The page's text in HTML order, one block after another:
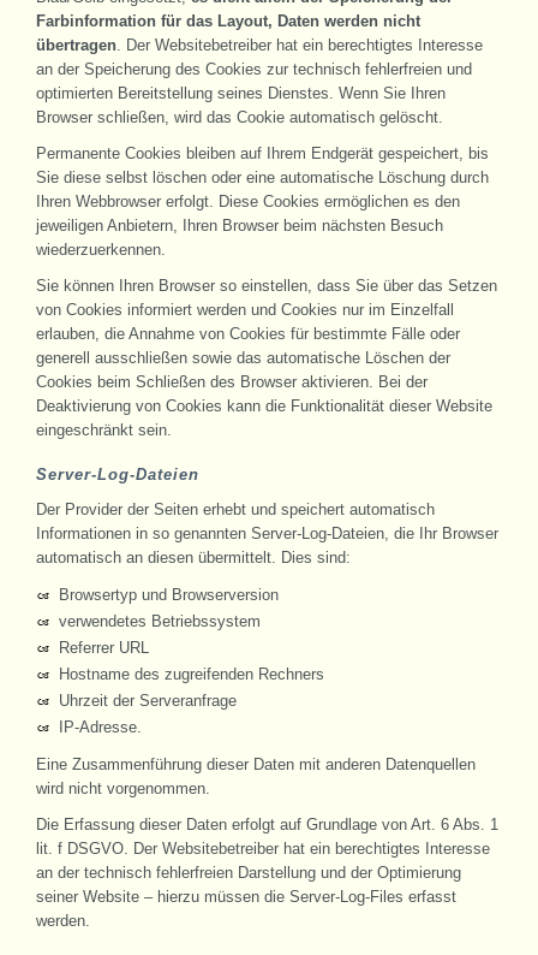
Farbinformation für das Layout, Daten werden nicht
übertragen. Der Websitebetreiber hat ein berechtigtes Interesse
an der Speicherung des Cookies zur technisch fehlerfreien und
optimierten Bereitstellung seines Dienstes. Wenn Sie Ihren
Browser schließen, wird das Cookie automatisch gelöscht.
Permanente Cookies bleiben auf Ihrem Endgerät gespeichert, bis
Sie diese selbst löschen oder eine automatische Löschung durch
Ihren Webbrowser erfolgt. Diese Cookies ermöglichen es den
jeweiligen Anbietern, Ihren Browser beim nächsten Besuch
wiederzuerkennen.
Sie können Ihren Browser so einstellen, dass Sie über das Setzen
von Cookies informiert werden und Cookies nur im Einzelfall
erlauben, die Annahme von Cookies für bestimmte Fälle oder
generell ausschließen sowie das automatische Löschen der
Cookies beim Schließen des Browser aktivieren. Bei der
Deaktivierung von Cookies kann die Funktionalität dieser Website
eingeschränkt sein.
Server-Log-Dateien
Der Provider der Seiten erhebt und speichert automatisch
Informationen in so genannten Server-Log-Dateien, die Ihr Browser
automatisch an diesen übermittelt. Dies sind:
Browsertyp und Browserversion
verwendetes Betriebssystem
Referrer URL
Hostname des zugreifenden Rechners
Uhrzeit der Serveranfrage
IP-Adresse.
Eine Zusammenführung dieser Daten mit anderen Datenquellen
wird nicht vorgenommen.
Die Erfassung dieser Daten erfolgt auf Grundlage von Art. 6 Abs. 1
lit. f DSGVO. Der Websitebetreiber hat ein berechtigtes Interesse
an der technisch fehlerfreien Darstellung und der Optimierung
seiner Website – hierzu müssen die Server-Log-Files erfasst
werden.